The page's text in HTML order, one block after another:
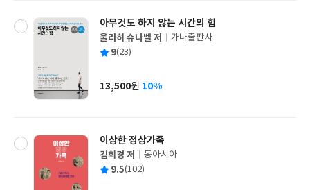
아무것도 하지 않는 시간의 힘
글
쓴
울리히 슈나벨 저
출
사
가나출판사
평 9(23)
가
13,500원 10%
이상한 정상가족
글
쓴
김희경 저
출
동아시아
평 9.5(102)